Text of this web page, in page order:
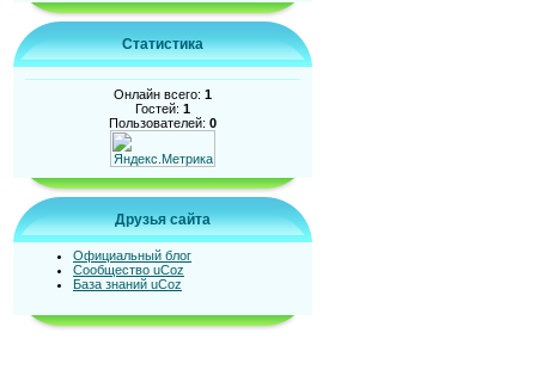
Статистика
Онлайн всего: 1
Гостей: 1
Пользователей: 0
Друзья сайта
Официальный блог
Сообщество uCoz
База знаний uCoz